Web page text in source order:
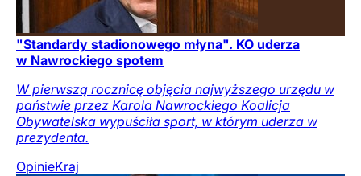
"Standardy stadionowego młyna". KO uderza
w Nawrockiego spotem
W pierwszą rocznicę objęcia najwyższego urzędu w
państwie przez Karola Nawrockiego Koalicja
Obywatelska wypuściła sport, w którym uderza w
prezydenta.
OpinieKraj